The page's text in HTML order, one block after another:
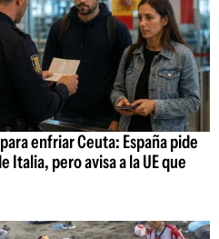
enfriar Ceuta: España pide
Italia, pero avisa a la UE que